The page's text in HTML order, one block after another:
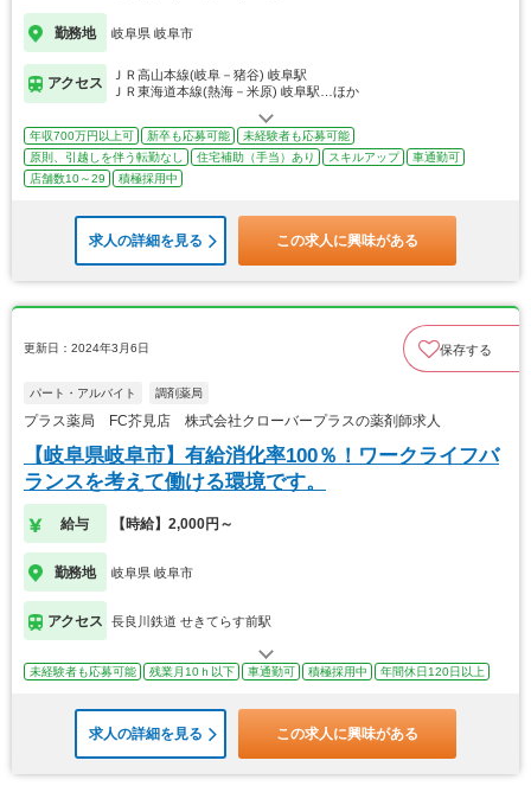
勤務地 岐阜県 岐阜市
アクセス
ＪＲ高山本線(岐阜－猪谷) 岐阜駅
ＪＲ東海道本線(熱海－米原) 岐阜駅…ほか
年収700万円以上可 新卒も応募可能
未経験者も応募可能
原則、引越しを伴う転勤なし
住宅補助（手当）あり スキルアップ
車通勤可
店舗数10～29
積極採用中
求人の詳細を見る この求人に興味がある
更新日：2024年3月6日 保存する
パート・アルバイト 調剤薬局
プラス薬局 FC芥見店 株式会社クローバープラスの薬剤師求人
【岐阜県岐阜市】有給消化率100％！ワークライフバ
ランスを考えて働ける環境です。
給与 【時給】2,000円～
勤務地 岐阜県 岐阜市
アクセス 長良川鉄道 せきてらす前駅
未経験者も応募可能 残業月10ｈ以下 車通勤可 積極採用中 年間休日120日以上
求人の詳細を見る この求人に興味がある